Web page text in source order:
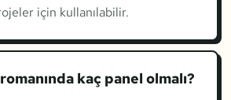
için kullanılabilir.
kaç panel olmalı?